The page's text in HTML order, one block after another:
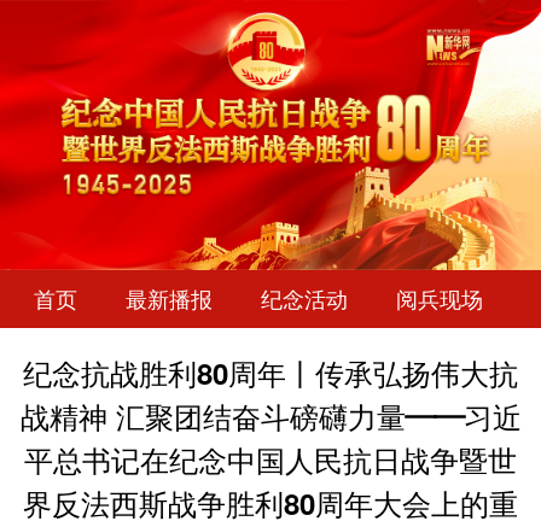
首页 最新播报 纪念活动 阅兵现场
纪念抗战胜利80周年丨传承弘扬伟大抗
战精神 汇聚团结奋斗磅礴力量——习近
平总书记在纪念中国人民抗日战争暨世
界反法西斯战争胜利80周年大会上的重